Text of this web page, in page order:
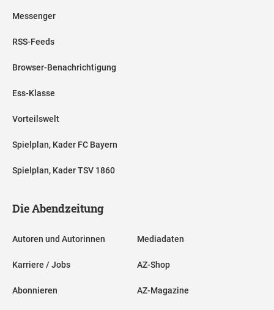
Messenger
RSS-Feeds
Browser-Benachrichtigung
Ess-Klasse
Vorteilswelt
Spielplan, Kader FC Bayern
Spielplan, Kader TSV 1860
Die Abendzeitung
Autoren und Autorinnen
Karriere / Jobs
Abonnieren
Mediadaten
AZ-Shop
AZ-Magazine